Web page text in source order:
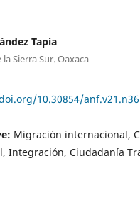
Tapia
Sierra Sur. Oaxaca
10.30854/
Migración internacional,
Integración, Ciudadanía